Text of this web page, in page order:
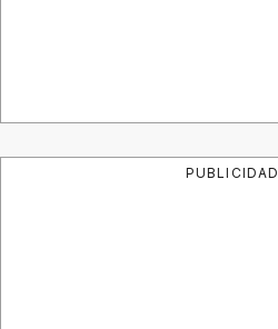
PUBLICIDAD